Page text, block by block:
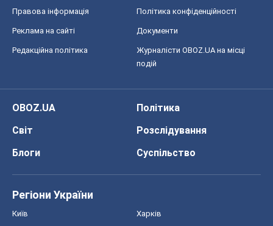
Правова інформація Політика конфіденційності
Реклама на сайті Документи
Редакційна політика
Журналісти OBOZ.UA на місці
подій
OBOZ.UA
Політика
Світ
Розслідування
Блоги
Суспільство
Регіони України
Київ Харків